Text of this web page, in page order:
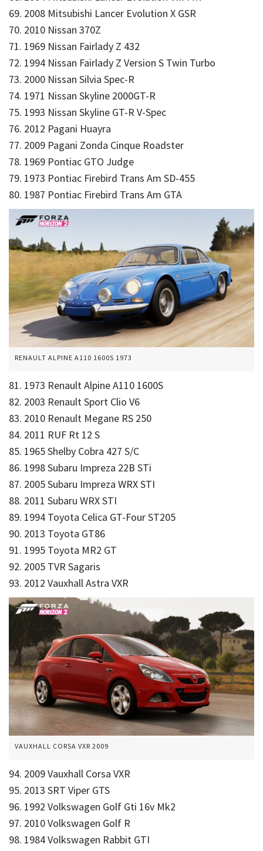
69. 2008 Mitsubishi Lancer Evolution X GSR
70. 2010 Nissan 370Z
71. 1969 Nissan Fairlady Z 432
72. 1994 Nissan Fairlady Z Version S Twin Turbo
73. 2000 Nissan Silvia Spec-R
74. 1971 Nissan Skyline 2000GT-R
75. 1993 Nissan Skyline GT-R V-Spec
76. 2012 Pagani Huayra
77. 2009 Pagani Zonda Cinque Roadster
78. 1969 Pontiac GTO Judge
79. 1973 Pontiac Firebird Trans Am SD-455
80. 1987 Pontiac Firebird Trans Am GTA
RENAULT ALPINE A110 1600S 1973
81. 1973 Renault Alpine A110 1600S
82. 2003 Renault Sport Clio V6
83. 2010 Renault Megane RS 250
84. 2011 RUF Rt 12 S
85. 1965 Shelby Cobra 427 S/C
86. 1998 Subaru Impreza 22B STi
87. 2005 Subaru Impreza WRX STI
88. 2011 Subaru WRX STI
89. 1994 Toyota Celica GT-Four ST205
90. 2013 Toyota GT86
91. 1995 Toyota MR2 GT
92. 2005 TVR Sagaris
93. 2012 Vauxhall Astra VXR
VAUXHALL CORSA VXR 2009
94. 2009 Vauxhall Corsa VXR
95. 2013 SRT Viper GTS
96. 1992 Volkswagen Golf Gti 16v Mk2
97. 2010 Volkswagen Golf R
98. 1984 Volkswagen Rabbit GTI